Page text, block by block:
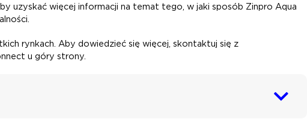
uzyskać więcej informacji na temat tego, w jaki sposób Zinpro Aqua
rynkach. Aby dowiedzieć się więcej, skontaktuj się z
u góry strony.